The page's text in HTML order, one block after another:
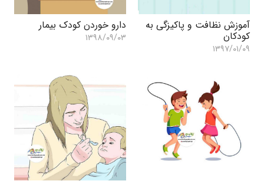
آموزش نظافت و پاکیزگی به
کودکان
۱۳۹۷/۰۱/۰۹
دارو خوردن کودک بیمار
۱۳۹۸/۰۹/۰۳